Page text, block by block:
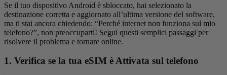
Se il tuo dispositivo Android è sbloccato, hai selezionato la
destinazione corretta e aggiornato all’ultima versione del software,
ma ti stai ancora chiedendo: “Perché internet non funziona sul mio
telefono?”, non preoccuparti! Segui questi semplici passaggi per
risolvere il problema e tornare online.
1. Verifica se la tua eSIM è Attivata sul telefono